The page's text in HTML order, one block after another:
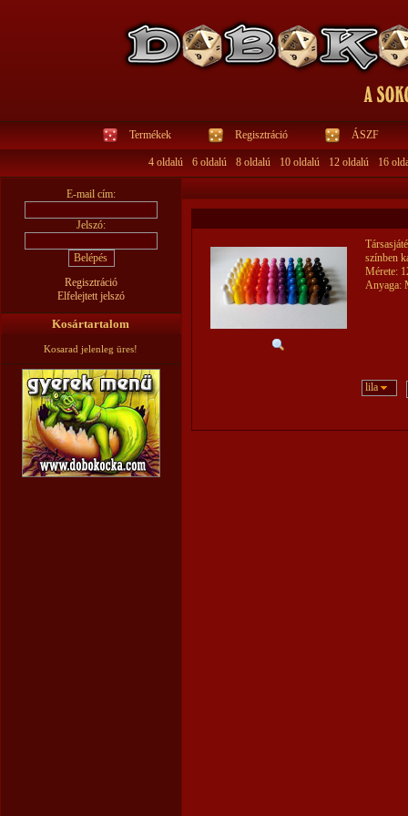
Termékek Regisztráció ÁSZF
4 oldalú 6 oldalú 8 oldalú 10 oldalú 12 oldalú 16
E-mail cím:
Jelszó:
Regisztráció
Elfelejtett jelszó
Kosártartalom
Kosarad jelenleg üres!
színben
Mérete:
Anyaga:
lila